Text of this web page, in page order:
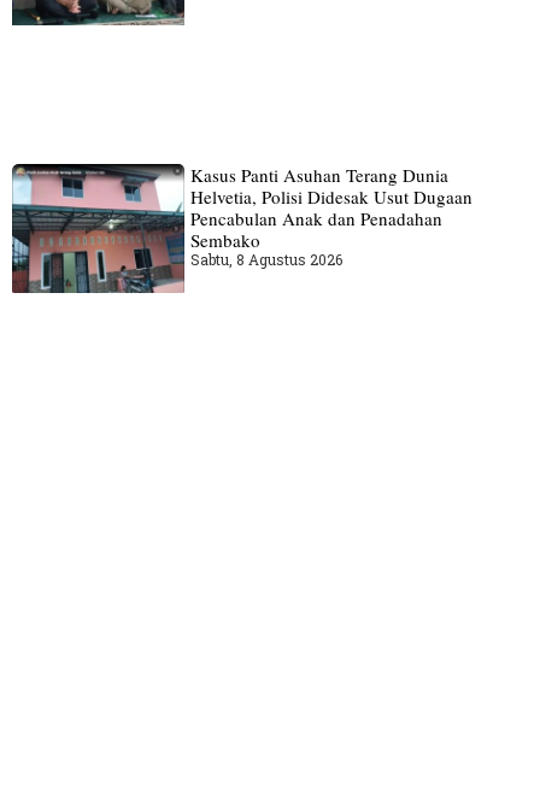
Kasus Panti Asuhan Terang Dunia
Helvetia, Polisi Didesak Usut Dugaan
Pencabulan Anak dan Penadahan
Sembako
Sabtu, 8 Agustus 2026